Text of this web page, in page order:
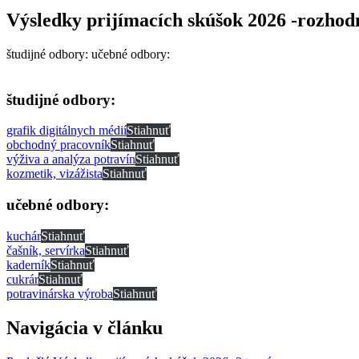
Výsledky prijímacích skúšok 2026 -
študijné odbory: učebné odbory:
študijné odbory:
grafik digitálnych médiíStiahnuť
obchodný pracovníkStiahnuť
výživa a analýza potravínStiahnuť
kozmetik, vizážistaStiahnuť
učebné odbory:
kuchárStiahnuť
čašník, servírkaStiahnuť
kaderníkStiahnuť
cukrárStiahnuť
potravinárska výrobaStiahnuť
Navigácia v článku